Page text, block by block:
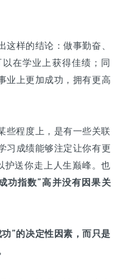
样的结论：做事勤奋、
在学业上获得佳绩；同
业上更加成功，拥有更高
些程度上，是有一些关联
习成绩能够注定让你有更
护送你走上人生巅峰。也
功指数”高并没有因果关
”的决定性因素，而只是